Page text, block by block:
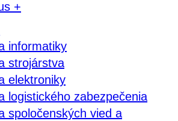
+
informatiky
strojárstva
elektroniky
logistického zabezpečenia
spoločenských vied a